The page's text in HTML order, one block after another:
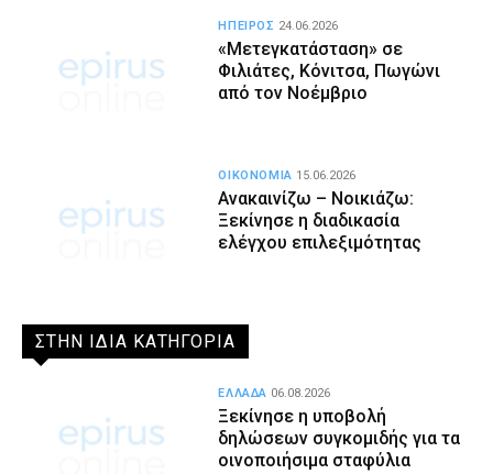
«Μετεγκατάσταση» σε
Φιλιάτες, Κόνιτσα, Πωγώνι
από τον Νοέμβριο
ΗΠΕΙΡΟΣ 24.06.2026
Ανακαινίζω – Νοικιάζω:
Ξεκίνησε η διαδικασία
ελέγχου επιλεξιμότητας
ΟΙΚΟΝΟΜΙΑ 15.06.2026
ΣΤΗΝ ΙΔΙΑ ΚΑΤΗΓΟΡΙΑ
Ξεκίνησε η υποβολή
δηλώσεων συγκομιδής για τα
οινοποιήσιμα σταφύλια
ΕΛΛΑΔΑ 06.08.2026